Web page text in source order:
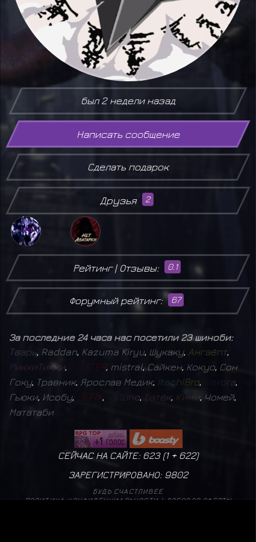
был 2 недели назад
Написать сообщение
Сделать подарок
Друзья 2
Рейтинг | Отзывы: 0.1
Форумный рейтинг: 67
За последние 24 часа нас посетили 23 шиноби:
Тварь Raddan Kazuma Kiryu Шукаку, Ангаёпт,
РиккиТикки, O STER, mistral Сайкен, Кокуо Сон
Гоку, Травник, Ярослав Медик, ItachiBro D orora
Гьюки, Исобу, DEFIX, urio Батёк, Кими Чомей,
Мататаби
СЕЙЧАС НА САЙТЕ: 623 (1+ 622)
ЗАРЕГИСТРИРОВАНО: 9802
БУДЬ СЧАСТЛИВЕЕ
ПОЛИТИКА КОНФИДЕНЦИАЛЬНОСТИ| ДОГОВОР ОФЕРТЫ